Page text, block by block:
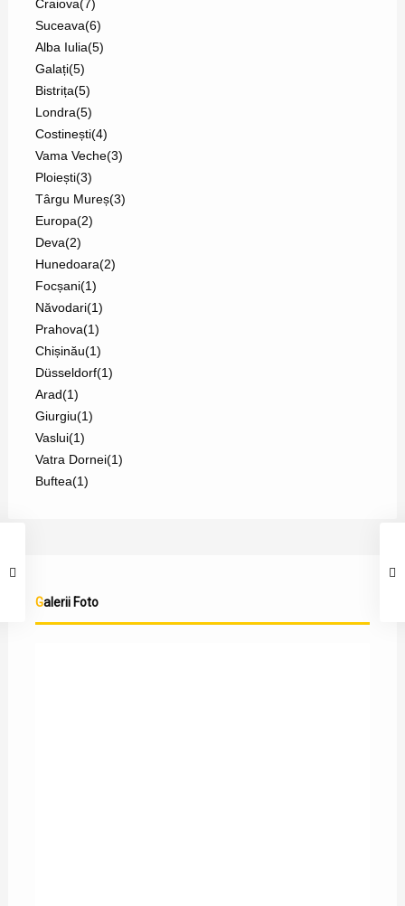
Craiova(7)
Suceava(6)
Alba Iulia(5)
Galați(5)
Bistrița(5)
Londra(5)
Costinești(4)
Vama Veche(3)
Ploiești(3)
Târgu Mureș(3)
Europa(2)
Deva(2)
Hunedoara(2)
Focșani(1)
Năvodari(1)
Prahova(1)
Chișinău(1)
Düsseldorf(1)
Arad(1)
Giurgiu(1)
Vaslui(1)
Vatra Dornei(1)
Buftea(1)
Galerii Foto